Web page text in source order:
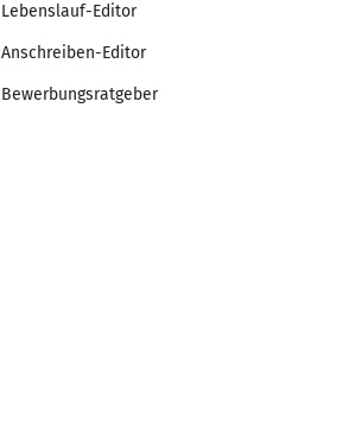
Lebenslauf-Editor
Anschreiben-Editor
Bewerbungsratgeber